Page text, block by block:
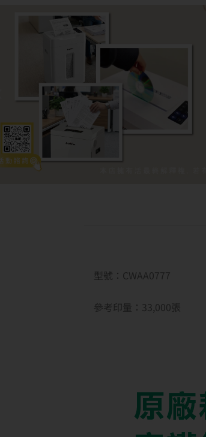
型號：CWAA0777
參考印量：33,000張